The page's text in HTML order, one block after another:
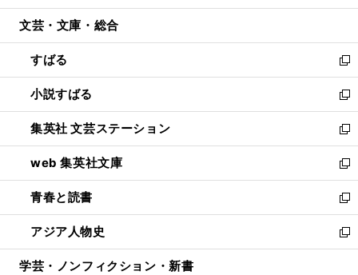
開
ウ
開
く
ン
ウ
で
開
く
ウ
ン
ド
ウ
で
開
く
文芸・文庫・総合
すばる
新
し
い
ウ
ィ
ン
ド
ウ
で
開
く
小説すばる
新
し
い
ウ
ィ
ン
ド
ウ
で
開
集英社 文芸ステーション
新
し
い
ウ
ィ
ン
ド
ウ
web 集英社文庫
新
し
い
ウ
ィ
ン
青春と読書
新
し
い
ウ
アジア人物史
新
し
学芸・ノンフィクション・新書